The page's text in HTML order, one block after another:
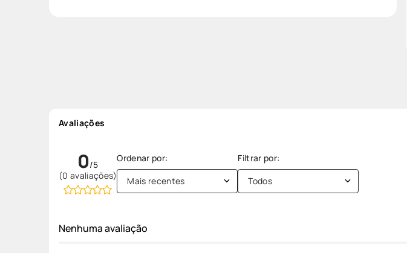
Avaliações
0
(0 avaliações) Mais recentes Todos
Nenhuma avaliação